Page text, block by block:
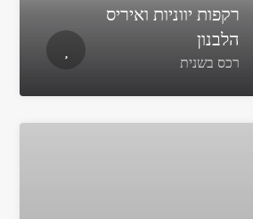
רקפות יווניות ואיריס
הלבנון
רכס בשנית